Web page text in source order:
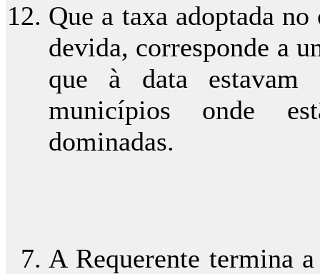
Que a taxa adoptada
devida, corresponde a
que à data
municípios onde
dominadas.
A Requerente termina